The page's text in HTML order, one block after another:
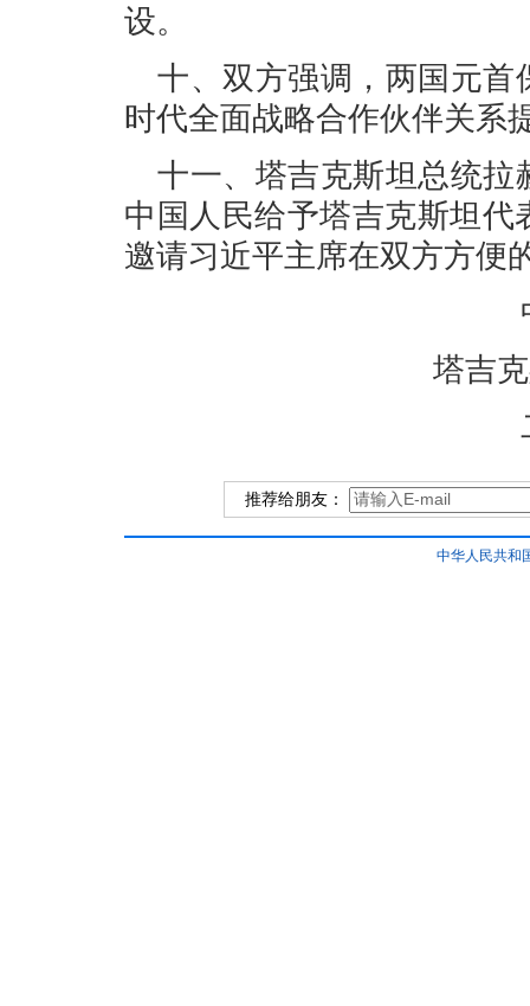
设。
十、双方强调，两国元首
时代全面战略合作伙伴关系
十一、塔吉克斯坦总统拉
中国人民给予塔吉克斯坦
邀请习近平主席在双方方便
塔吉
推荐给朋友：
中华人民共和